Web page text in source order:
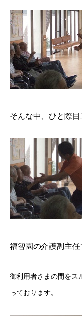
そんな中、ひと際目
福智園の介護副主任
御利用者さまの間をス
っております。